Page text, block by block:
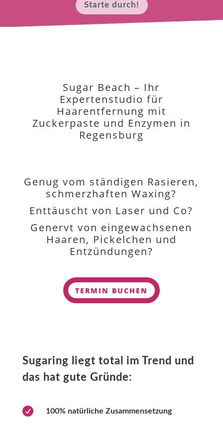
Starte durch!
Sugar Beach – Ihr
Expertenstudio für
Haarentfernung mit
Zuckerpaste und Enzymen in
Regensburg
Genug vom ständigen Rasieren,
schmerzhaften Waxing?
Enttäuscht von Laser und Co?
Genervt von eingewachsenen
Haaren, Pickelchen und
Entzündungen?
TERMIN BUCHEN
Sugaring liegt total im Trend und
das hat gute Gründe:
 100% natürliche Zusammensetzung